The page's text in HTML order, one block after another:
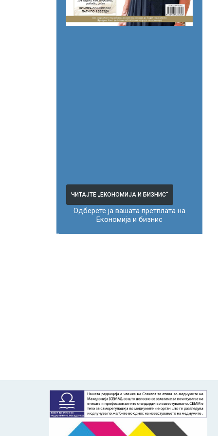
ЧИТАЈТЕ „ЕКОНОМИЈА И БИЗНИС“
Одберете ја вашата претплата на
Економија и бизнис